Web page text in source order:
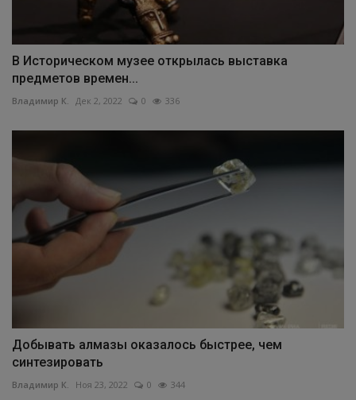
В Историческом музее открылась выставка
предметов времен...
Владимир К. Дек 2, 2022 0 336
Добывать алмазы оказалось быстрее, чем
синтезировать
Владимир К. Ноя 23, 2022 0 344